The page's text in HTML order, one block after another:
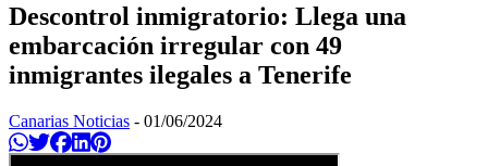
Descontrol inmigratorio: Llega una
embarcación irregular con 49
inmigrantes ilegales a Tenerife
Canarias Noticias - 01/06/2024
Compartir en Whatsapp
Twittear
Compartir en Facebook
Compartir en Linkedin
Compartir en Pinterest